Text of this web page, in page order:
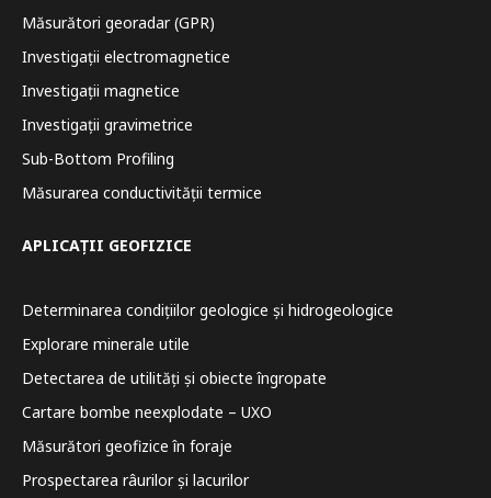
Măsurători georadar (GPR)
Investigații electromagnetice
Investigații magnetice
Investigații gravimetrice
Sub-Bottom Profiling
Măsurarea conductivității termice
APLICAȚII GEOFIZICE
Determinarea condițiilor geologice și hidrogeologice
Explorare minerale utile
Detectarea de utilități și obiecte îngropate
Cartare bombe neexplodate – UXO
Măsurători geofizice în foraje
Prospectarea râurilor și lacurilor